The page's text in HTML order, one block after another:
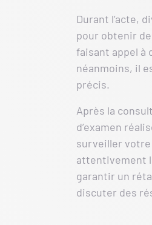
Durant l’acte,
pour obtenir
faisant appel à
néanmoins, il
précis.
Après la
d’examen
surveiller votre
attentivement
garantir un
discuter des